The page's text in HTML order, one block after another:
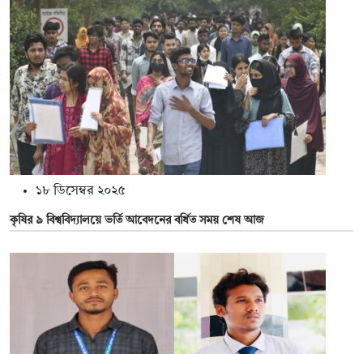
১৮ ডিসেম্বর ২০২৫
কৃষির ৯ বিশ্ববিদ্যালয়ে ভর্তি আবেদনের বর্ধিত সময় শেষ আজ